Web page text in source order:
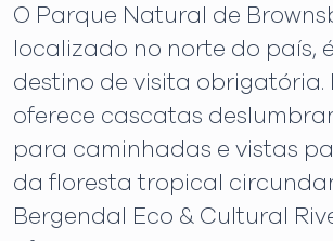
O Parque Natural de
localizado no norte do país,
destino de visita obrigatória.
oferece cascatas
para caminhadas e vistas
da floresta tropical
Bergendal Eco & Cultural